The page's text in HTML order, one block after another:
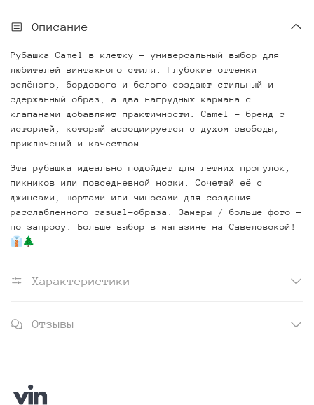
Описание
Рубашка Camel в клетку – универсальный выбор для
любителей винтажного стиля. Глубокие оттенки
зелёного, бордового и белого создают стильный и
сдержанный образ, а два нагрудных кармана с
клапанами добавляют практичности. Camel – бренд с
историей, который ассоциируется с духом свободы,
приключений и качеством.
Эта рубашка идеально подойдёт для летних прогулок,
пикников или повседневной носки. Сочетай её с
джинсами, шортами или чиносами для создания
расслабленного casual-образа. Замеры / больше фото –
по запросу. Больше выбор в магазине на Савеловской!
👔🌲
Характеристики
Отзывы